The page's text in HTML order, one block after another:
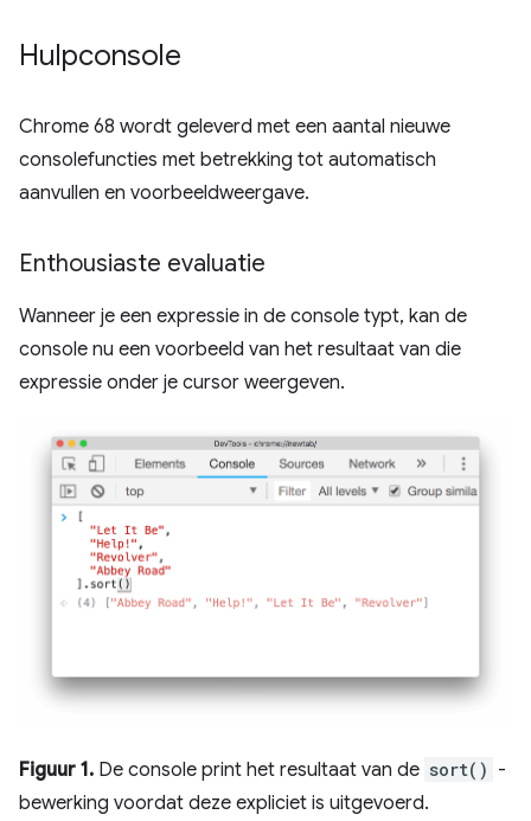
Hulpconsole
Chrome 68 wordt geleverd met een aantal nieuwe
consolefuncties met betrekking tot automatisch
aanvullen en voorbeeldweergave.
Enthousiaste evaluatie
Wanneer je een expressie in de console typt, kan de
console nu een voorbeeld van het resultaat van die
expressie onder je cursor weergeven.
Figuur 1. De console print het resultaat van de sort() -
bewerking voordat deze expliciet is uitgevoerd.